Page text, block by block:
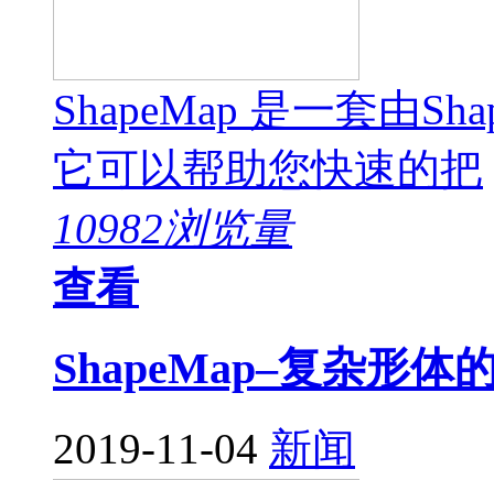
ShapeMap 是一套由
它可以帮助您快速的把
10982浏览量
查看
ShapeMap–复杂形体
2019-11-04 新闻